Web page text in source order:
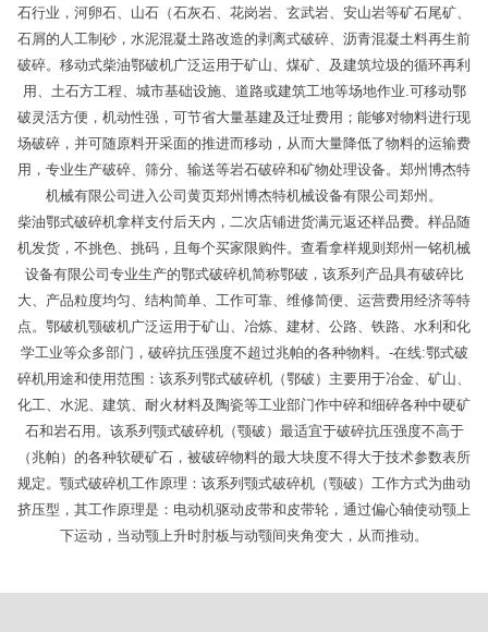
石行业，河卵石、山石（石灰石、花岗岩、玄武岩、安山岩等矿石尾矿、
石屑的人工制砂，水泥混凝土路改造的剥离式破碎、沥青混凝土料再生前
破碎。移动式柴油鄂破机广泛运用于矿山、煤矿、及建筑垃圾的循环再利
用、土石方工程、城市基础设施、道路或建筑工地等场地作业.可移动鄂
破灵活方便，机动性强，可节省大量基建及迁址费用；能够对物料进行现
场破碎，并可随原料开采面的推进而移动，从而大量降低了物料的运输费
用，专业生产破碎、筛分、输送等岩石破碎和矿物处理设备。郑州博杰特
机械有限公司进入公司黄页郑州博杰特机械设备有限公司郑州。
柴油鄂式破碎机拿样支付后天内，二次店铺进货满元返还样品费。样品随
机发货，不挑色、挑码，且每个买家限购件。查看拿样规则郑州一铭机械
设备有限公司专业生产的鄂式破碎机简称鄂破，该系列产品具有破碎比
大、产品粒度均匀、结构简单、工作可靠、维修简便、运营费用经济等特
点。鄂破机颚破机广泛运用于矿山、冶炼、建材、公路、铁路、水利和化
学工业等众多部门，破碎抗压强度不超过兆帕的各种物料。-在线:鄂式破
碎机用途和使用范围：该系列鄂式破碎机（鄂破）主要用于冶金、矿山、
化工、水泥、建筑、耐火材料及陶瓷等工业部门作中碎和细碎各种中硬矿
石和岩石用。该系列颚式破碎机（颚破）最适宜于破碎抗压强度不高于
（兆帕）的各种软硬矿石，被破碎物料的最大块度不得大于技术参数表所
规定。颚式破碎机工作原理：该系列颚式破碎机（颚破）工作方式为曲动
挤压型，其工作原理是：电动机驱动皮带和皮带轮，通过偏心轴使动颚上
下运动，当动颚上升时肘板与动颚间夹角变大，从而推动。